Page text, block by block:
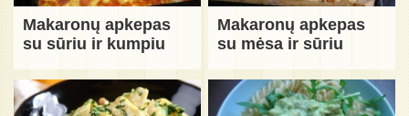
Makaronų apkepas
su sūriu ir kumpiu
Makaronų apkepas
su mėsa ir sūriu